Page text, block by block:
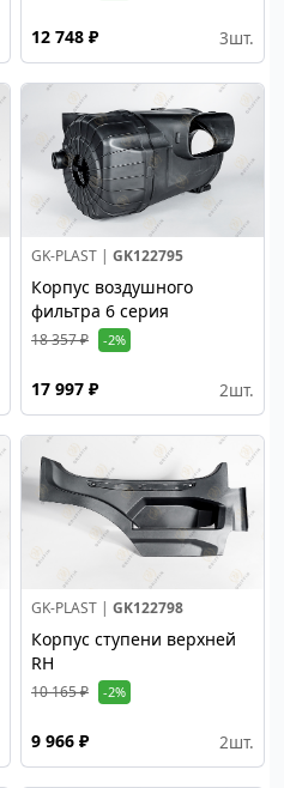
12 748 ₽ 3шт.
GK-PLAST | GK122795
Корпус воздушного
фильтра 6 серия
18 357 ₽ -2%
17 997 ₽ 2шт.
GK-PLAST | GK122798
Корпус ступени верхней
RH
10 165 ₽ -2%
9 966 ₽ 2шт.